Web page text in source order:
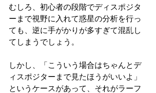
むしろ、初心者の段階でディスポジタ
ーまで視野に入れて惑星の分析を行っ
ても、逆に手がかりが多すぎて混乱し
てしまうでしょう。
しかし、「こういう場合はちゃんとデ
ィスポジターまで見たほうがいいよ」
というケースがあって、それがラーフ